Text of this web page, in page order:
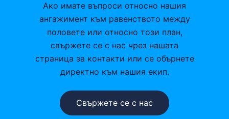
Ако имате въпроси относно нашия
ангажимент към равенството между
половете или относно този план,
свържете се с нас чрез нашата
страница за контакти или се обърнете
директно към нашия екип.
Свържете се с нас